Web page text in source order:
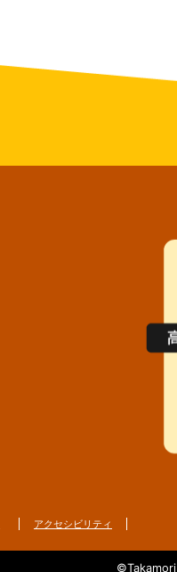
アクセシビリティ
©Takamori